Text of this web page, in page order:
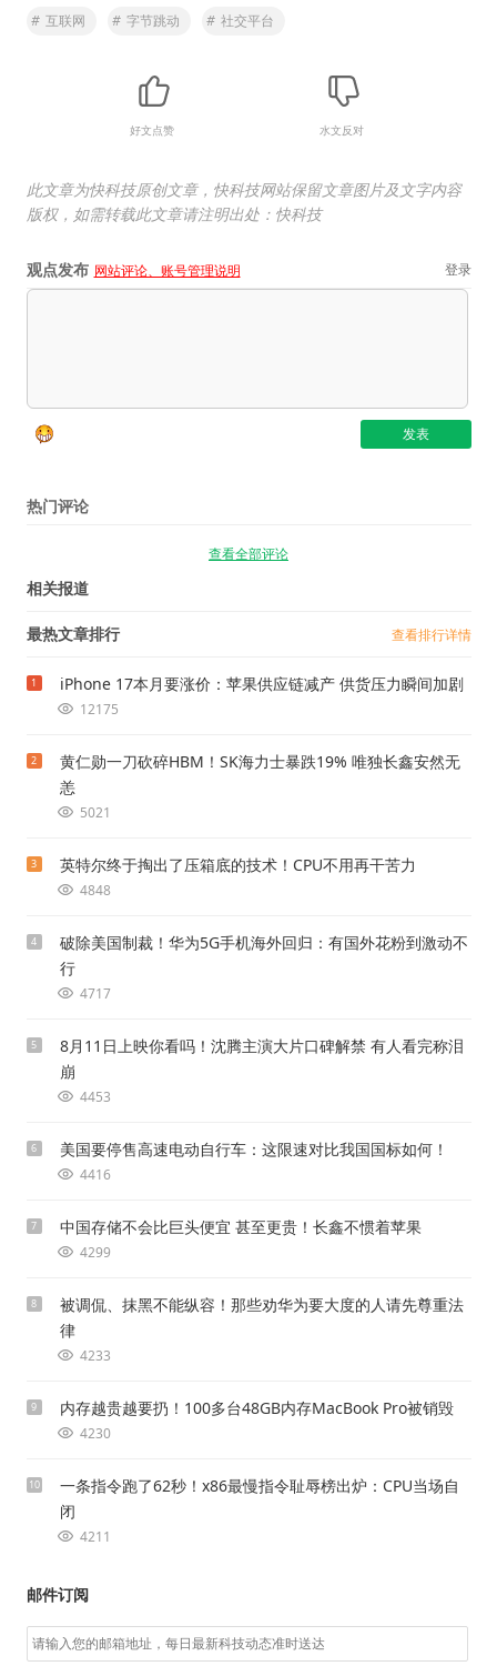
# 互联网 # 字节跳动 # 社交平台
好文点赞 水文反对
此文章为快科技原创文章，快科技网站保留文章图片及文字内容
版权，如需转载此文章请注明出处：快科技
观点发布 网站评论、账号管理说明 登录
热门评论
查看全部评论
相关报道
最热文章排行 查看排行详情
1 iPhone 17本月要涨价：苹果供应链减产 供货压力瞬间加剧
12175
2
黄仁勋一刀砍碎HBM！SK海力士暴跌19% 唯独长鑫安然无
恙
5021
3 英特尔终于掏出了压箱底的技术！CPU不用再干苦力
4848
4
破除美国制裁！华为5G手机海外回归：有国外花粉到激动不
行
4717
5
8月11日上映你看吗！沈腾主演大片口碑解禁 有人看完称泪
崩
4453
6 美国要停售高速电动自行车：这限速对比我国国标如何！
4416
7 中国存储不会比巨头便宜 甚至更贵！长鑫不惯着苹果
4299
8
被调侃、抹黑不能纵容！那些劝华为要大度的人请先尊重法
律
4233
9 内存越贵越要扔！100多台48GB内存MacBook Pro被销毁
4230
10
一条指令跑了62秒！x86最慢指令耻辱榜出炉：CPU当场自
闭
4211
邮件订阅